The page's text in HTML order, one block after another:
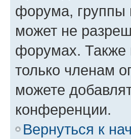
форума, группы
может не
форумах. Также
только членам
можете
конференции.
Вернуться к